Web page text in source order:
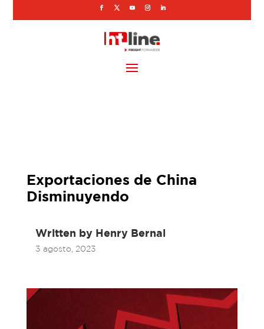
Exportaciones de China
Disminuyendo
Written by Henry Bernal
3 agosto, 2023